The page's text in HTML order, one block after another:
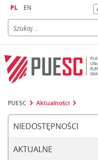
PL EN
PUESC Aktualności
NIEDOSTĘPNOŚCI
AKTUALNE